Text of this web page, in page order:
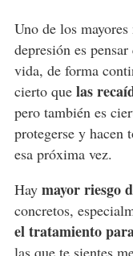
Uno de los
depresión es
vida, de forma
cierto que las
pero también es
protegerse y hacen
esa próxima vez.
Hay mayor riesgo
concretos,
el tratamiento
las que te sientes